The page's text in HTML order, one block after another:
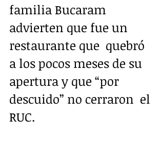
familia Bucaram
advierten que fue un
restaurante que  quebró
a los pocos meses de su
apertura y que “por
descuido” no cerraron  el
RUC.